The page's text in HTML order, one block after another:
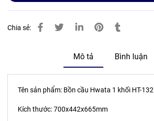
Chia sẻ:
Mô tả Bình luận
Tên sản phẩm: Bồn cầu Hwata 1 khối HT-132
Kích thước: 700x442x665mm